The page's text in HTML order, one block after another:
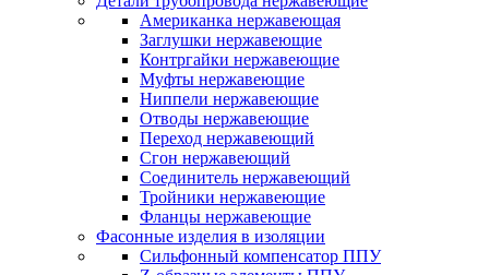
Американка нержавеющая
Заглушки нержавеющие
Контргайки нержавеющие
Муфты нержавеющие
Ниппели нержавеющие
Отводы нержавеющие
Переход нержавеющий
Сгон нержавеющий
Соединитель нержавеющий
Тройники нержавеющие
Фланцы нержавеющие
Фасонные изделия в изоляции
Cильфонный компенсатор ППУ